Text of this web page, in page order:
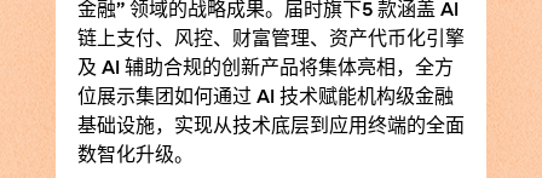
金融” 领域的战略成果。届时旗下5 款涵盖 AI
链上支付、风控、财富管理、资产代币化引擎
及 AI 辅助合规的创新产品将集体亮相，全方
位展示集团如何通过 AI 技术赋能机构级金融
基础设施，实现从技术底层到应用终端的全面
数智化升级。